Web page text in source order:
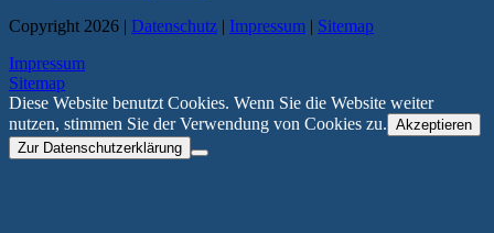
Copyright 2026 | Datenschutz | Impressum | Sitemap
Impressum
Sitemap
Diese Website benutzt Cookies. Wenn Sie die Website weiter
nutzen, stimmen Sie der Verwendung von Cookies zu. Akzeptieren
Zur Datenschutzerklärung